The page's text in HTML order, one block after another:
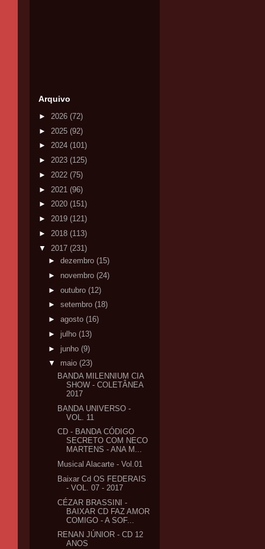
Arquivo
► 2026 (72)
► 2025 (92)
► 2024 (101)
► 2023 (125)
► 2022 (75)
► 2021 (96)
► 2020 (151)
► 2019 (121)
► 2018 (113)
▼ 2017 (231)
► dezembro (15)
► novembro (24)
► outubro (12)
► setembro (18)
► agosto (16)
► julho (13)
► junho (9)
▼ maio (23)
BANDA MILENNIUM CIA
SHOW - COLETÂNEA
2017
BANDA UNIVERSO -
VOL. 11
CD - BANDA CÓDIGO
SECRETO COM NECO
MARTENS - ANA M...
Musical Alacarte - Vol.01
Baixar Cd OS FEDERAIS
- VOL. 07 - 2017
CÉZAR BRASSINI -
BAIXAR CD FAZ AMOR
COMIGO - A SOF...
RENAN JÚNIOR - CD 12
ANOS